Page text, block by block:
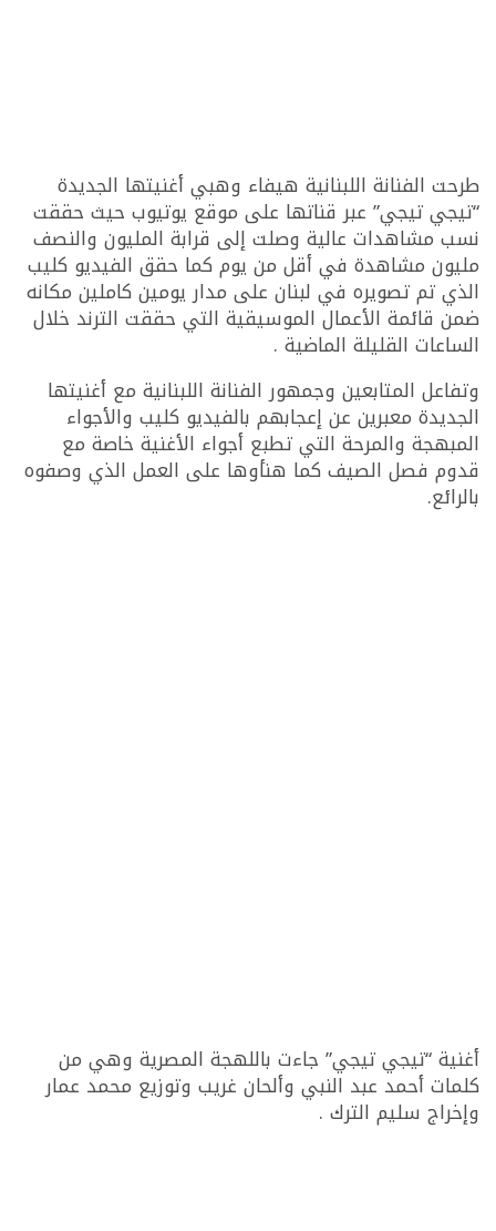
طرحت الفنانة اللبنانية هيفاء وهبي أغنيتها الجديدة
“تيجي تيجي” عبر قناتها على موقع يوتيوب حيث حققت
نسب مشاهدات عالية وصلت إلى قرابة المليون والنصف
مليون مشاهدة في أقل من يوم كما حقق الفيديو كليب
الذي تم تصويره في لبنان على مدار يومين كاملين مكانه
ضمن قائمة الأعمال الموسيقية التي حققت الترند خلال
الساعات القليلة الماضية .
وتفاعل المتابعين وجمهور الفنانة اللبنانية مع أغنيتها
الجديدة معبرين عن إعجابهم بالفيديو كليب والأجواء
المبهجة والمرحة التي تطبع أجواء الأغنية خاصة مع
قدوم فصل الصيف كما هنأوها على العمل الذي وصفوه
بالرائع.
أغنية “تيجي تيجي” جاءت باللهجة المصرية وهي من
كلمات أحمد عبد النبي وألحان غريب وتوزيع محمد عمار
وإخراج سليم الترك .